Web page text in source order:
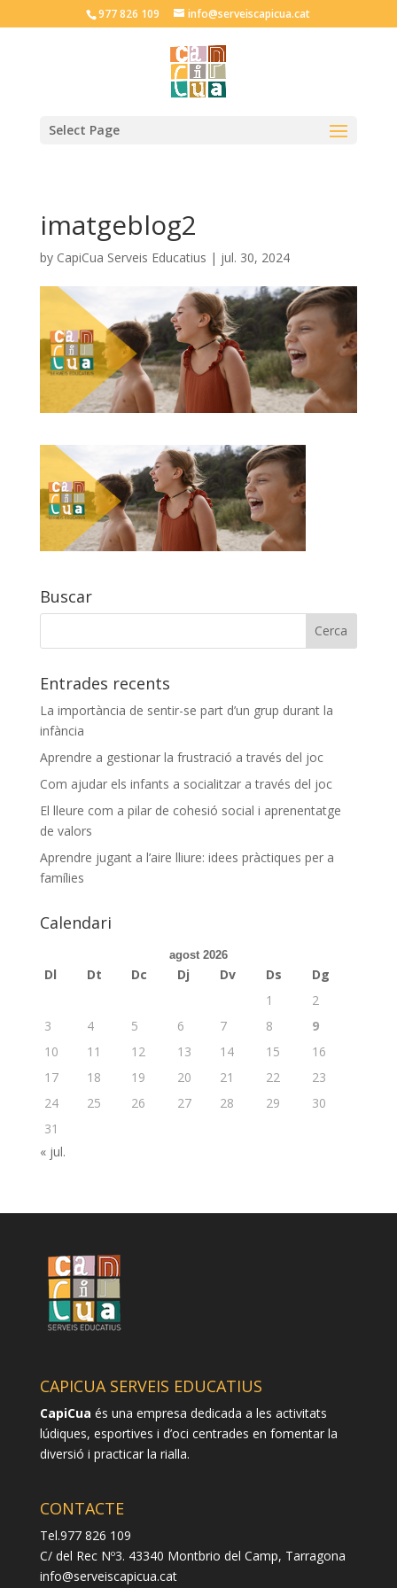
977 826 109 info@serveiscapicua.cat
Select Page
imatgeblog2
by CapiCua Serveis Educatius | jul. 30, 2024
Buscar
Entrades recents
La importància de sentir-se part d’un grup durant la
infància
Aprendre a gestionar la frustració a través del joc
Com ajudar els infants a socialitzar a través del joc
El lleure com a pilar de cohesió social i aprenentatge
de valors
Aprendre jugant a l’aire lliure: idees pràctiques per a
famílies
Calendari
agost 2026
Dl Dt Dc Dj Dv Ds
Dg
1
2
3
4 5 6 7 8
9
10
11 12 13 14 15
16
17
18 19 20 21 22
23
24
25 26 27 28 29
30
31
« jul.
CAPICUA SERVEIS EDUCATIUS
CapiCua és una empresa dedicada a les activitats
lúdiques, esportives i d’oci centrades en fomentar la
diversió i practicar la rialla.
CONTACTE
Tel.977 826 109
C/ del Rec Nº3. 43340 Montbrio del Camp, Tarragona
info@serveiscapicua.cat